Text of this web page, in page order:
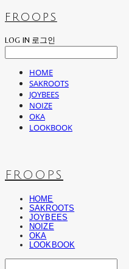
FROOPS
LOG IN 로그인
HOME
SAKROOTS
JOYBEES
NOIZE
OKA
LOOKBOOK
FROOPS
HOME
SAKROOTS
JOYBEES
NOIZE
OKA
LOOKBOOK